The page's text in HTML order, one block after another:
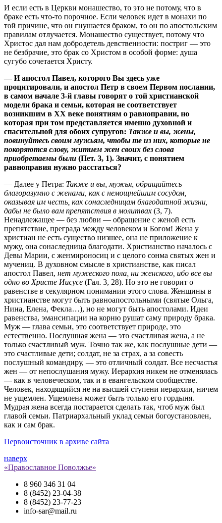
И если есть в Церкви монашество, то это не потому, что в
браке есть что-то порочное. Если человек идет в монахи по
той причине, что он гнушается браком, то он по апостольским
правилам отлучается. Монашество существует, потому что
Христос дал нам добродетель девственности: постриг — это
не безбрачие, это брак со Христом в особой форме: душа
сугубо сочетается Христу.
— И апостол Павел, которого Вы здесь уже
процитировали, и апостол Петр в своем Первом послании,
в самом начале 3‑й главы говорят о той христианской
модели брака и семьи, которая не соответствует
возникшим в ХХ веке понятиям о равноправии, но
которая при том представляется именно духовной и
спасительной для обоих супругов: Также и вы, жены,
повинуйтесь своим мужьям, чтобы те из них, которые не
покоряются слову, житием жен своих без слова
приобретаемы были (Пет. 3, 1). Значит, с понятием
равноправия нужно расстаться?
— Далее у Петра: Также и вы, мужья, обращайтесь
благоразумно с женами, как с немощнейшим сосудом,
оказывая им честь, как сонаследницам благодатной жизни,
дабы не было вам препятствия в молитвах (3, 7).
Ненадлежащее — без любви — обращение с женой есть
препятствие, преграда между человеком и Богом! Жена у
христиан не есть существо низшее, она не приложение к
мужу, она сонаследница благодати. Христианство началось с
Девы Марии, с жен­мироносиц и с целого сонма святых жен и
мучениц. В духовном смысле в христианстве, как писал
апостол Павел, нет мужеского пола, ни женского, ибо все вы
одно во Христе Иисусе (Гал. 3, 28). Но это не говорит о
равенстве в секулярном понимании этого слова. Женщины в
христианстве могут быть равноапостольными (святые Ольга,
Нина, Елена, Фекла…), но не могут быть апостолами. Идеи
равенства, эмансипации на корню рушат саму природу брака.
Муж — глава семьи, это соответствует природе, это
естественно. Послушная жена — это счастливая жена, а не
только счастливый муж. Точно так же, как послушные дети —
это счастливые дети; солдат, не за страх, а за совесть
послушный командиру, — это отличный солдат. Все несчастья
жен — от непослушания мужу. Иерархия никем не отменялась
— как в человеческом, так и в евангельском сообществе.
Человек, находящийся не на высшей ступени иерархии, ничем
не ущемлен. Ущемлена может быть только его гордыня.
Мудрая жена всегда постарается сделать так, чтоб муж был
главой семьи. Патриархальный уклад семьи богоустановлен,
как и сам брак.
Первоисточник в архиве сайта
наверх
«Православное Поволжье»
8 960 346 31 04
8 (8452) 23-04-38
8 (8452) 23-77-23
info-sar@mail.ru